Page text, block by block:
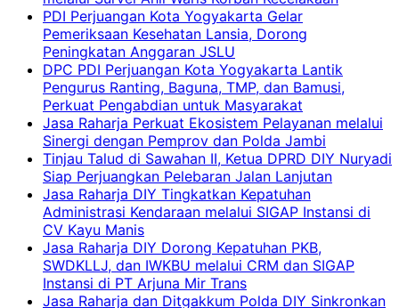
PDI Perjuangan Kota Yogyakarta Gelar
Pemeriksaan Kesehatan Lansia, Dorong
Peningkatan Anggaran JSLU
DPC PDI Perjuangan Kota Yogyakarta Lantik
Pengurus Ranting, Baguna, TMP, dan Bamusi,
Perkuat Pengabdian untuk Masyarakat
Jasa Raharja Perkuat Ekosistem Pelayanan melalui
Sinergi dengan Pemprov dan Polda Jambi
Tinjau Talud di Sawahan II, Ketua DPRD DIY Nuryadi
Siap Perjuangkan Pelebaran Jalan Lanjutan
Jasa Raharja DIY Tingkatkan Kepatuhan
Administrasi Kendaraan melalui SIGAP Instansi di
CV Kayu Manis
Jasa Raharja DIY Dorong Kepatuhan PKB,
SWDKLLJ, dan IWKBU melalui CRM dan SIGAP
Instansi di PT Arjuna Mir Trans
Jasa Raharja dan Ditgakkum Polda DIY Sinkronkan